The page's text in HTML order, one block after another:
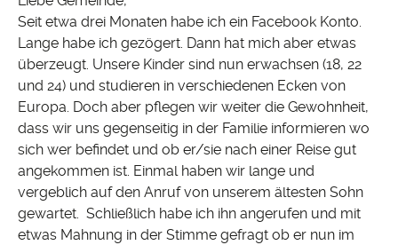
Seit etwa drei Monaten habe ich ein Facebook Konto.
Lange habe ich gezögert. Dann hat mich aber etwas
überzeugt. Unsere Kinder sind nun erwachsen (18, 22
und 24) und studieren in verschiedenen Ecken von
Europa. Doch aber pflegen wir weiter die Gewohnheit,
dass wir uns gegenseitig in der Familie informieren wo
sich wer befindet und ob er/sie nach einer Reise gut
angekommen ist. Einmal haben wir lange und
vergeblich auf den Anruf von unserem ältesten Sohn
gewartet. Schließlich habe ich ihn angerufen und mit
etwas Mahnung in der Stimme gefragt ob er nun im